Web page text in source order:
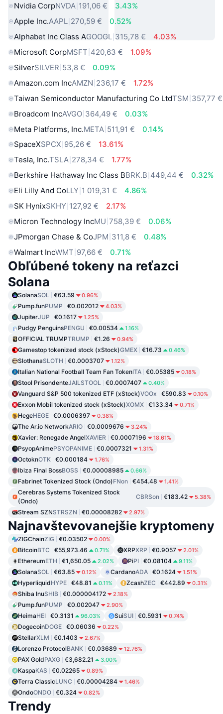
Nvidia CorpNVDA 191,06 €
3.43%
Apple Inc.AAPL 270,59 €
0.52%
Alphabet Inc Class AGOOGL 315,78 €
4.03%
Microsoft CorpMSFT 420,63 €
1.09%
SilverSILVER 53,8 €
0.09%
Amazon.com IncAMZN 236,17 €
1.72%
Taiwan Semiconductor Manufacturing Co LtdTSM 357,77 €
Broadcom IncAVGO 364,49 €
0.03%
Meta Platforms, Inc.META 511,91 €
0.14%
SpaceXSPCX 95,26 €
13.61%
Tesla, Inc.TSLA 278,34 €
1.77%
Berkshire Hathaway Inc Class BBRK.B 449,44 €
0.32%
Eli Lilly And CoLLY 1 019,31 €
4.86%
SK HynixSKHY 127,92 €
2.17%
Micron Technology IncMU 758,39 €
0.06%
JPmorgan Chase & CoJPM 311,8 €
0.48%
Walmart IncWMT 97,66 € 0.71%
Obľúbené tokeny na reťazci
Solana
SolanaSOL €63.59 0.96%
Pump.funPUMP €0.002012 4.03%
JupiterJUP €0.1617 1.25%
Pudgy PenguinsPENGU €0.00534 1.16%
OFFICIAL TRUMPTRUMP €1.26 0.94%
Gamestop tokenized stock (xStock)GMEX €16.73 0.46%
SlothanaSLOTH €0.0003707 1.12%
Italian National Football Team Fan TokenITA €0.05385 0.18%
Stool PrisondenteJAILSTOOL €0.0007407 0.40%
Vanguard S&P 500 tokenized ETF (xStock)VOOx €590.83 0.10%
Exxon Mobil tokenized stock (xStock)XOMX €133.34 0.71%
HegeHEGE €0.0006397 0.38%
The Ar.io NetworkARIO €0.0009676 3.24%
Xavier: Renegade AngelXAVIER €0.0007196 18.61%
PsyopAnimePSYOPANIME €0.0007321 1.31%
OctoknOTK €0.000184 1.76%
Ibiza Final BossBOSS €0.00008985 0.66%
Fabrinet Tokenized Stock (Ondo)FNon €454.48 1.41%
Cerebras Systems Tokenized Stock
(Ondo)
CBRSon €183.42 5.38%
Stream SZNSTRSZN €0.00008282 2.97%
Najnavštevovanejšie kryptomeny
ZIGChainZIG €0.03502 0.00%
BitcoinBTC €55,973.46 0.71% XRPXRP €0.9057 2.01%
EthereumETH €1,650.05 2.02% PiPI €0.08104 9.11%
SolanaSOL €63.85 0.12% CardanoADA €0.1624 1.51%
HyperliquidHYPE €48.81 0.11% ZcashZEC €442.89 0.31%
Shiba InuSHIB €0.000004172 2.18%
Pump.funPUMP €0.002047 2.90%
HeimaHEI €0.3131 96.03% SuiSUI €0.5931 0.74%
DogecoinDOGE €0.06036 0.22%
StellarXLM €0.1403 2.67%
Lorenzo ProtocolBANK €0.03689 12.76%
PAX GoldPAXG €3,682.21 3.00%
KaspaKAS €0.02265 0.89%
Terra ClassicLUNC €0.00004284 1.46%
OndoONDO €0.324 0.82%
Trendy